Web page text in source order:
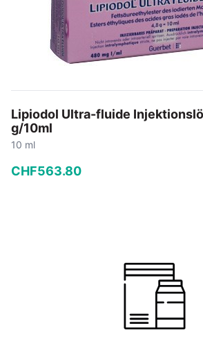
Lipiodol Ultra-fluide
g/10ml
10 ml
CHF563.80